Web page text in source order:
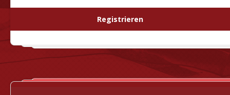
Registrieren